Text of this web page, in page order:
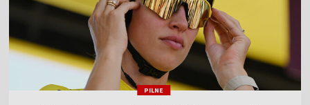
PILNE